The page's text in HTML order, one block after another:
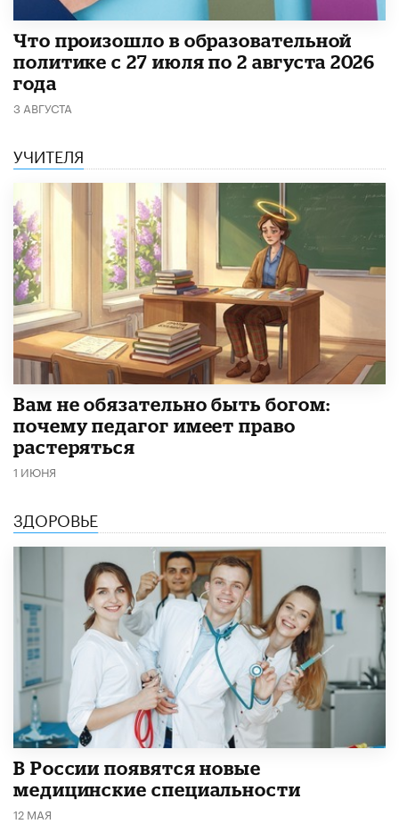
​Что произошло в образовательной
политике с 27 июля по 2 августа 2026
года
3 АВГУСТА
УЧИТЕЛЯ
​Вам не обязательно быть богом:
почему педагог имеет право
растеряться
1 ИЮНЯ
ЗДОРОВЬЕ
В России появятся новые
медицинские специальности
12 МАЯ